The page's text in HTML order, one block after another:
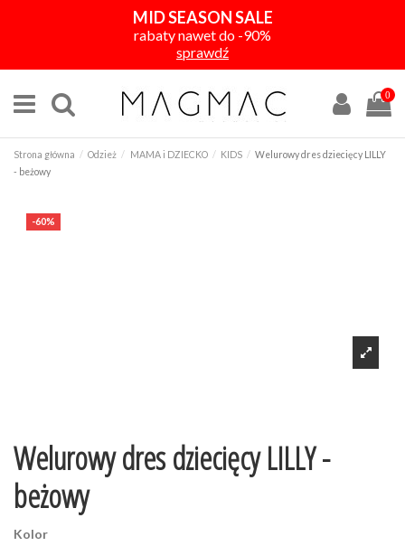
MID SEASON SALE
rabaty nawet do -90%
sprawdź
0
Strona główna Odzież MAMA i DZIECKO KIDS
Welurowy dres dziecięcy LILLY
- beżowy
-60%
Welurowy dres dziecięcy LILLY -
beżowy
Kolor